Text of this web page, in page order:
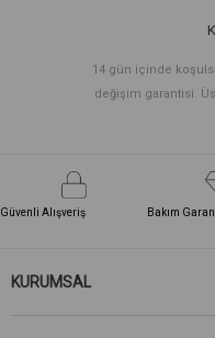
14 gün içinde
değişim garantisi.
Güvenli Alışveriş Bakım
KURUMSAL